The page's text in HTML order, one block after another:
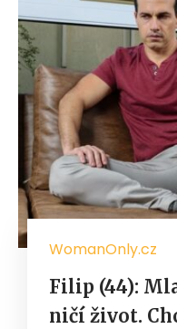
WomanOnly.cz
Filip (44):
ničí život.